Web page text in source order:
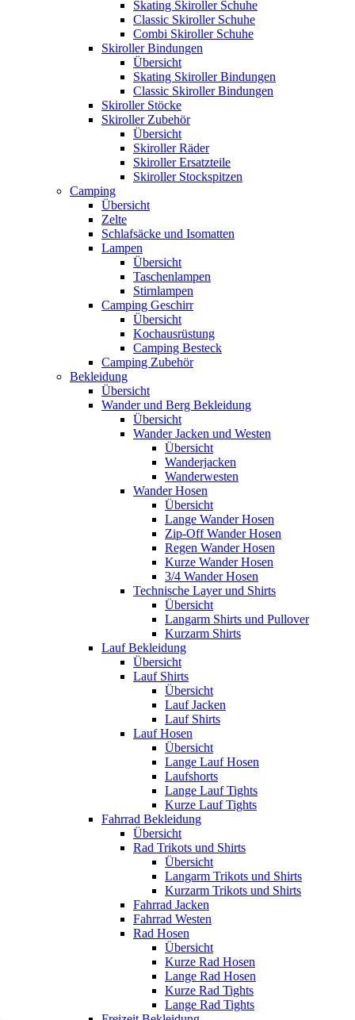
Skating Skiroller Schuhe
Classic Skiroller Schuhe
Combi Skiroller Schuhe
Skiroller Bindungen
Übersicht
Skating Skiroller Bindungen
Classic Skiroller Bindungen
Skiroller Stöcke
Skiroller Zubehör
Übersicht
Skiroller Räder
Skiroller Ersatzteile
Skiroller Stockspitzen
Camping
Übersicht
Zelte
Schlafsäcke und Isomatten
Lampen
Übersicht
Taschenlampen
Stirnlampen
Camping Geschirr
Übersicht
Kochausrüstung
Camping Besteck
Camping Zubehör
Bekleidung
Übersicht
Wander und Berg Bekleidung
Übersicht
Wander Jacken und Westen
Übersicht
Wanderjacken
Wanderwesten
Wander Hosen
Übersicht
Lange Wander Hosen
Zip-Off Wander Hosen
Regen Wander Hosen
Kurze Wander Hosen
3/4 Wander Hosen
Technische Layer und Shirts
Übersicht
Langarm Shirts und Pullover
Kurzarm Shirts
Lauf Bekleidung
Übersicht
Lauf Shirts
Übersicht
Lauf Jacken
Lauf Shirts
Lauf Hosen
Übersicht
Lange Lauf Hosen
Laufshorts
Lange Lauf Tights
Kurze Lauf Tights
Fahrrad Bekleidung
Übersicht
Rad Trikots und Shirts
Übersicht
Langarm Trikots und Shirts
Kurzarm Trikots und Shirts
Fahrrad Jacken
Fahrrad Westen
Rad Hosen
Übersicht
Kurze Rad Hosen
Lange Rad Hosen
Kurze Rad Tights
Lange Rad Tights